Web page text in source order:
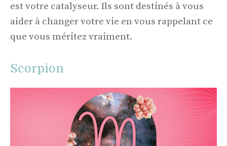
est votre catalyseur. Ils sont destinés à vous
aider à changer votre vie en vous rappelant ce
que vous méritez vraiment.
Scorpion